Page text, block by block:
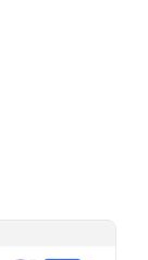
확인
성하세
세요